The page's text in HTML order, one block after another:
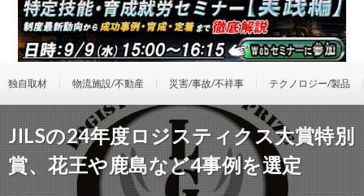
独自取材 物流施設/不動産 災害/事故/不祥事 テクノロジー/製品
JILSの24年度ロジスティクス大賞特別
賞、花王や鹿島など4事例を選定